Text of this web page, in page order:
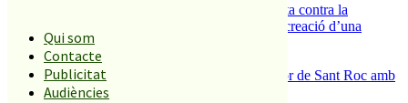
Qui som
Contacte
Publicitat
Audiències
Els veïns de Palafolls refermen la seva lluita contra la
benzinera del carrer Passada i preparen la creació d’una
plataforma
4
Malgrat de Mar enceta demà la Festa Major de Sant Roc amb
deu dies de festa i tradició